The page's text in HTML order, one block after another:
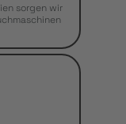
sorgen wir